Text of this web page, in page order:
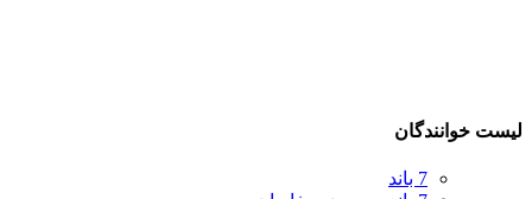
لیست خوانندگان
7 باند